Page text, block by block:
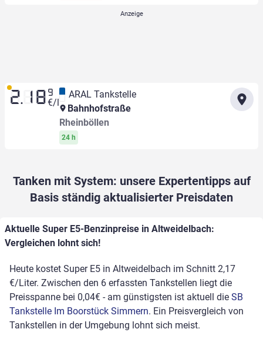
2.18 9
€/l
ARAL Tankstelle
Bahnhofstraße
Rheinböllen
24 h
Tanken mit System: unsere Expertentipps auf
Basis ständig aktualisierter Preisdaten
Aktuelle Super E5-Benzinpreise in Altweidelbach:
Vergleichen lohnt sich!
Heute kostet Super E5 in Altweidelbach im Schnitt 2,17
€/Liter. Zwischen den 6 erfassten Tankstellen liegt die
Preisspanne bei 0,04€ - am günstigsten ist aktuell die SB
Tankstelle Im Boorstück Simmern. Ein Preisvergleich von
Tankstellen in der Umgebung lohnt sich meist.